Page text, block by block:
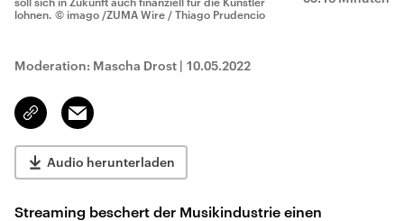
lohnen. © imago /ZUMA Wire / Thiago Prudencio
Moderation: Mascha Drost | 10.05.2022
Link
kopieren/teilen
Email
Audio herunterladen
Streaming beschert der Musikindustrie einen